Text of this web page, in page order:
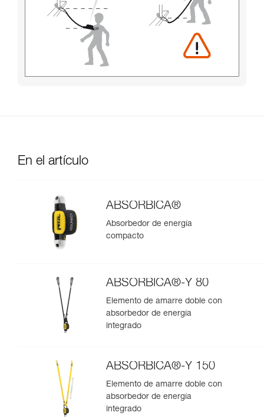
En el artículo
ABSORBICA®
Absorbedor de energía
compacto
ABSORBICA®-Y 80
Elemento de amarre doble con
absorbedor de energía
integrado
ABSORBICA®-Y 150
Elemento de amarre doble con
absorbedor de energía
integrado